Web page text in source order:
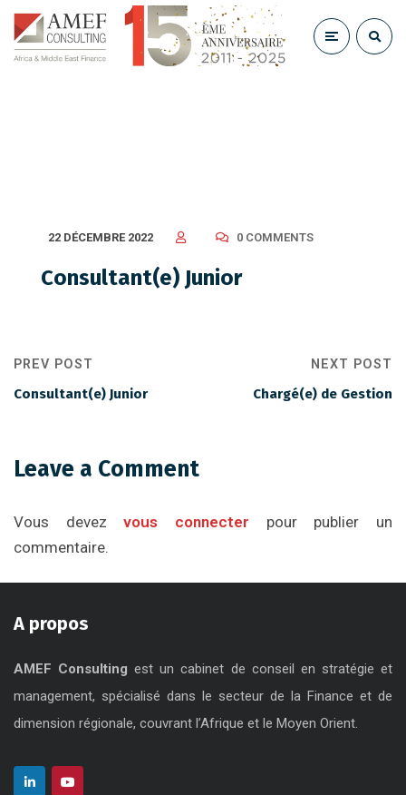
22 DÉCEMBRE 2022 0 COMMENTS
Consultant(e) Junior
PREV POST
Consultant(e) Junior
NEXT POST
Chargé(e) de Gestion
Leave a Comment
Vous devezvous connecter pour publier un
commentaire.
A propos
AMEF Consulting est un cabinet de conseil en stratégie et
management, spécialisé dans le secteur de la Finance et de
dimension régionale, couvrant l’Afrique et le Moyen Orient.